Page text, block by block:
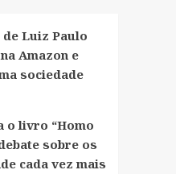
Luiz Paulo
Amazon e
sociedade
o livro “Homo
sobre os
cada vez mais